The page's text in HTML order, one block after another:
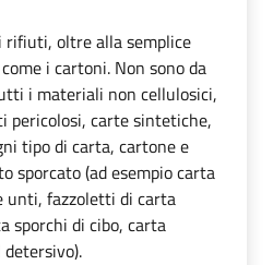
rifiuti, oltre alla semplice
i cartoni. Non sono da
i materiali non cellulosici,
pericolosi, carte sintetiche,
tipo di carta, cartone e
sporcato (ad esempio carta
unti, fazzoletti di carta
sporchi di cibo, carta